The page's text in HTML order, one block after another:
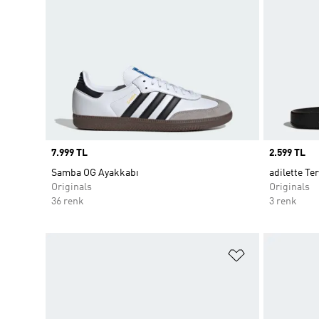
Price
7.999 TL
Samba OG Ayakkabı
Originals
36 renk
Price
2.599 TL
adilette
Originals
3 renk